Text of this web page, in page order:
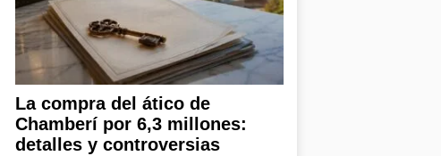
La compra del ático de
Chamberí por 6,3 millones:
detalles y controversias